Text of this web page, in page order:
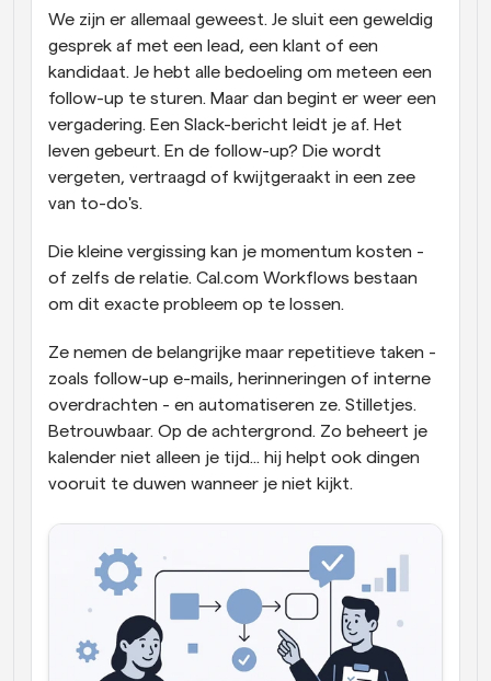
We zijn er allemaal geweest. Je sluit een geweldig
gesprek af met een lead, een klant of een
kandidaat. Je hebt alle bedoeling om meteen een
follow-up te sturen. Maar dan begint er weer een
vergadering. Een Slack-bericht leidt je af. Het
leven gebeurt. En de follow-up? Die wordt
vergeten, vertraagd of kwijtgeraakt in een zee
van to-do's.
Die kleine vergissing kan je momentum kosten -
of zelfs de relatie. Cal.com Workflows bestaan
om dit exacte probleem op te lossen.
Ze nemen de belangrijke maar repetitieve taken -
zoals follow-up e-mails, herinneringen of interne
overdrachten - en automatiseren ze. Stilletjes.
Betrouwbaar. Op de achtergrond. Zo beheert je
kalender niet alleen je tijd... hij helpt ook dingen
vooruit te duwen wanneer je niet kijkt.